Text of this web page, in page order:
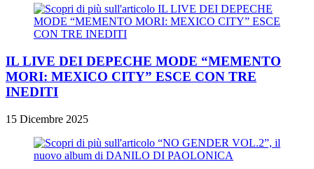
IL LIVE DEI DEPECHE MODE “MEMENTO
MORI: MEXICO CITY” ESCE CON TRE
INEDITI
15 Dicembre 2025